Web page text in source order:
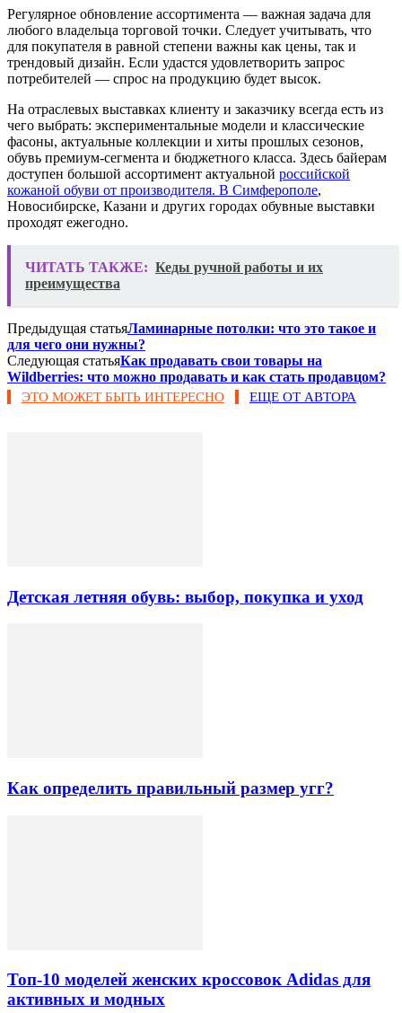
Регулярное обновление ассортимента — важная задача для
любого владельца торговой точки. Следует учитывать, что
для покупателя в равной степени важны как цены, так и
трендовый дизайн. Если удастся удовлетворить запрос
потребителей — спрос на продукцию будет высок.
На отраслевых выставках клиенту и заказчику всегда есть из
чего выбрать: экспериментальные модели и классические
фасоны, актуальные коллекции и хиты прошлых сезонов,
обувь премиум-сегмента и бюджетного класса. Здесь байерам
доступен большой ассортимент актуальной российской
кожаной обуви от производителя. В Симферополе,
Новосибирске, Казани и других городах обувные выставки
проходят ежегодно.
ЧИТАТЬ ТАКЖЕ: Кеды ручной работы и их
преимущества
Предыдущая статьяЛаминарные потолки: что это такое и
для чего они нужны?
Следующая статьяКак продавать свои товары на
Wildberries: что можно продавать и как стать продавцом?
ЭТО МОЖЕТ БЫТЬ ИНТЕРЕСНО ЕЩЕ ОТ АВТОРА
Детская летняя обувь: выбор, покупка и уход
Как определить правильный размер угг?
Топ-10 моделей женских кроссовок Adidas для
активных и модных